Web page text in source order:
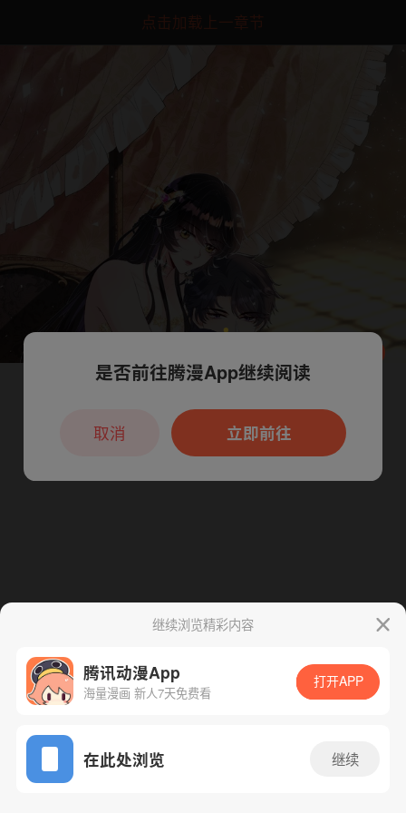
点击加载上一章节
App免费看
腾漫App免费看
继续浏览精彩内容
腾讯动漫App
海量漫画 新人7天免费看
打开APP
在此处浏览 继续
本章节仅支持App阅读，可打开App新用
户7天免费看
是否前往腾漫App继续阅读
立即前往
取消